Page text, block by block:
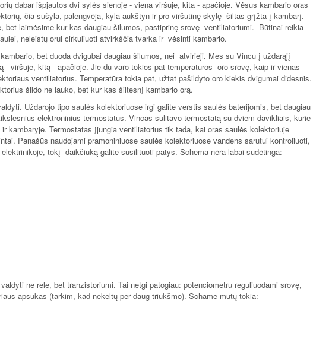
dabar išpjautos dvi sylės sienoje - viena viršuje, kita - apačioje. Vėsus kambario oras
čia sušyla, palengvėja, kyla aukštyn ir pro viršutinę skylę šiltas grįžta į kambarį.
bet laimėsime kur kas daugiau šilumos, pastiprinę srovę ventiliatoriumi. Būtinai reikia
neleistų orui cirkuliuoti atvirkščia tvarka ir vėsinti kambario.
bet duoda dvigubai daugiau šilumos, nei atvirieji. Mes su Vincu į uždarąjį
- viršuje, kitą - apačioje. Jie du varo tokios pat temperatūros oro srovę, kaip ir vienas
ventiliatorius. Temperatūra tokia pat, užtat pašildyto oro kiekis dvigumai didesnis.
šildo ne lauko, bet kur kas šiltesnį kambario orą.
Uždarojo tipo saulės kolektoriuose irgi galite verstis saulės baterijomis, bet daugiau
elektroninius termostatus. Vincas sulitavo termostatą su dviem davikliais, kurie
kambaryje. Termostatas įjungia ventiliatorius tik tada, kai oras saulės kolektoriuje
Panašūs naudojami pramoniniuose saulės kolektoriuose vandens sarutui kontroliuoti,
tokį daikčiuką galite susilituoti patys. Schema nėra labai sudėtinga:
ne rele, bet tranzistoriumi. Tai netgi patogiau: potenciometru reguliuodami srovę,
apsukas (tarkim, kad nekeltų per daug triukšmo). Schame mūtų tokia: